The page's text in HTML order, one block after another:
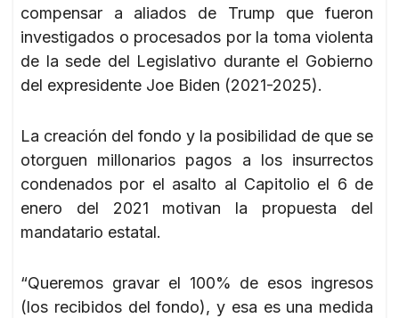
compensar a aliados de Trump que fueron
investigados o procesados por la toma violenta
de la sede del Legislativo durante el Gobierno
del expresidente Joe Biden (2021-2025).
La creación del fondo y la posibilidad de que se
otorguen millonarios pagos a los insurrectos
condenados por el asalto al Capitolio el 6 de
enero del 2021 motivan la propuesta del
mandatario estatal.
“Queremos gravar el 100% de esos ingresos
(los recibidos del fondo), y esa es una medida